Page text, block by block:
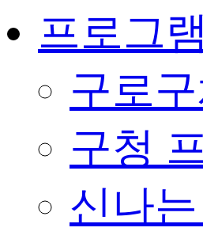
프로그램
구로
구청
신나